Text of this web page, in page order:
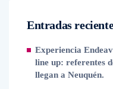
Entradas
Experiencia
line up: referentes
llegan a Neuquén.